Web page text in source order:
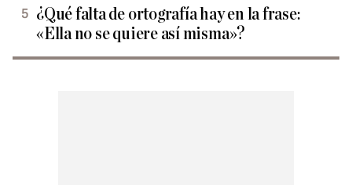
¿Qué falta de ortografía hay en la frase:
«Ella no se quiere así misma»?